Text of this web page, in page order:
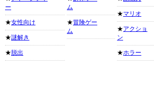
ー
★女性向け
★謎解き
★ 脱出
ム
★冒険ゲー
ム
★マリオ
★アクショ
ン
★ホラー